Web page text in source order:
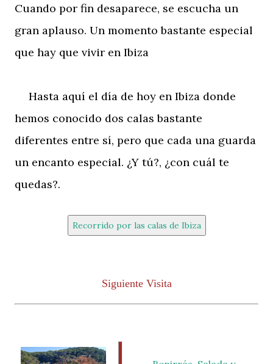
Cuando por fin desaparece, se escucha un
gran aplauso. Un momento bastante especial
que hay que vivir en Ibiza
Hasta aquí el día de hoy en Ibiza donde
hemos conocido dos calas bastante
diferentes entre sí, pero que cada una guarda
un encanto especial. ¿Y tú?, ¿con cuál te
quedas?.
Recorrido por las calas de Ibiza
Siguiente Visita